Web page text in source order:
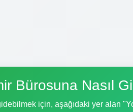
Bürosuna Nasıl
için, aşağıdaki yer alan